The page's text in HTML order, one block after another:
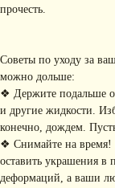
прочесть.
Советы по уходу за
можно дольше:
❖ Держите подальше
и другие жидкости.
конечно, дождем.
❖ Снимайте на время!
оставить украшения в
деформаций, а ваши
+ 7 (916) 958-00-78
КОНТАКТЫ
РАЗДЕЛЫ